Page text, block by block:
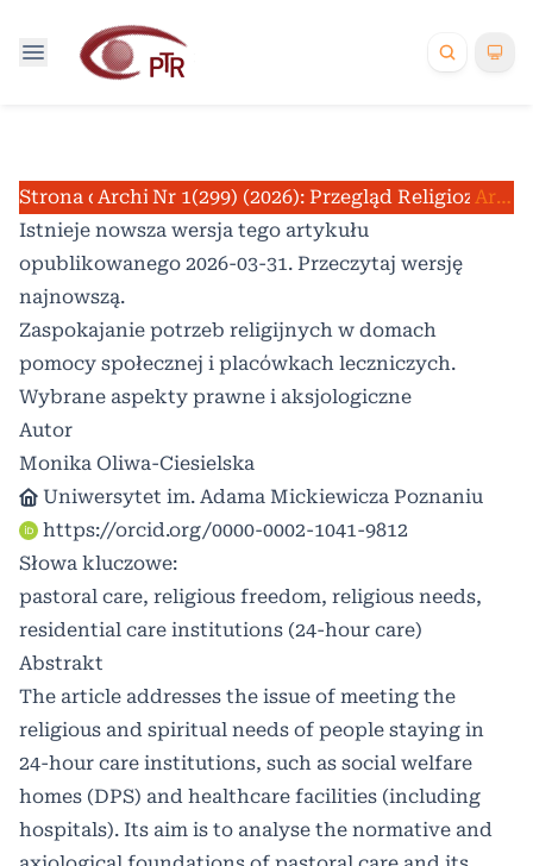
Strona domowa /
Archiwum /
Nr 1(299) (2026): Przegląd
Artykuły
Istnieje nowsza wersja tego artykułu
opublikowanego 2026-03-31. Przeczytaj wersję
najnowszą.
Zaspokajanie potrzeb religijnych w domach
pomocy społecznej i placówkach leczniczych.
Wybrane aspekty prawne i aksjologiczne
Autor
Monika Oliwa-Ciesielska
Uniwersytet im. Adama Mickiewicza Poznaniu
https://orcid.org/0000-0002-1041-9812
Słowa kluczowe:
pastoral care, religious freedom, religious needs,
residential care institutions (24-hour care)
Abstrakt
The article addresses the issue of meeting the
religious and spiritual needs of people staying in
24-hour care institutions, such as social welfare
homes (DPS) and healthcare facilities (including
hospitals). Its aim is to analyse the normative and